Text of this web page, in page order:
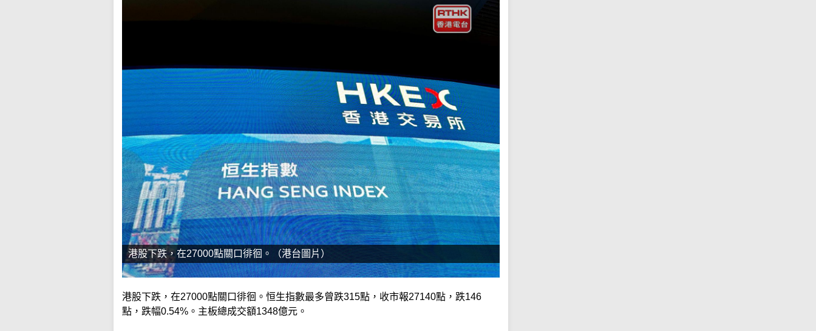
港股下跌，在27000點關口徘徊。（港台圖片）
港股下跌，在27000點關口徘徊。恒生指數最多曾跌315點，收市報27140點，跌146
點，跌幅0.54%。主板總成交額1348億元。